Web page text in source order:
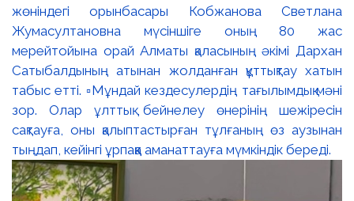
жөніндегі орынбасары Кобжанова Светлана
Жумасултановна мүсіншіге оның 80 жас
мерейтойына орай Алматы қаласының әкімі Дархан
Сатыбалдының атынан жолданған құттықтау хатын
табыс етті. ▫️Мұндай кездесулердің тағылымдық мәні
зор. Олар ұлттық бейнелеу өнерінің шежіресін
сақтауға, оны қалыптастырған тұлғаның өз аузынан
тыңдап, кейінгі ұрпаққа аманаттауға мүмкіндік береді.